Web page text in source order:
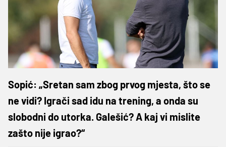
Sopić: „Sretan sam zbog prvog mjesta, što se
ne vidi? Igrači sad idu na trening, a onda su
slobodni do utorka. Galešić? A kaj vi mislite
zašto nije igrao?“